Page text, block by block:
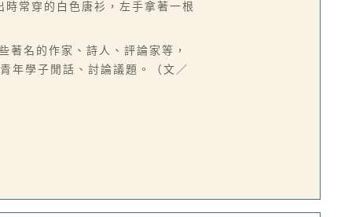
常穿的白色唐衫，左手拿著一根
著名的作家、詩人、評論家等，
年學子閒話、討論議題。（文／